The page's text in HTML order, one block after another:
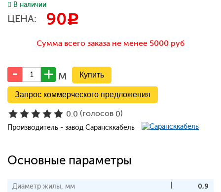
В наличии
ЦЕНА: 90c
Сумма всего заказа не менее 5000 руб
м
Запрос коммерческого предложения
0.0 (голосов 0)
Производитель - завод Сарансккабель
Основные параметры
Диаметр жилы, мм 0,9